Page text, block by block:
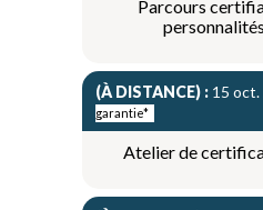
Parcours
(À DISTANCE) : 15
garantie*
Atelier de